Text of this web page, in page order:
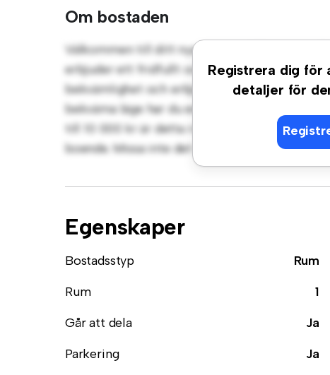
Om bostaden
Registrera dig för
detaljer för
Välkommen till ditt nya mysiga tillflyktsort på
erbjuder ett fridfullt och privat vardagsrum.
bekvämlighet och erbjuder en bekväm säng,
bekväma läge har du enkel tillgång till
till 10 000 kr är detta rum ett utmärkt
boende. Missa inte det – boka en visning idag!
Egenskaper
Bostadsstyp Rum
Rum
1
Går att dela
Ja
Parkering
Ja